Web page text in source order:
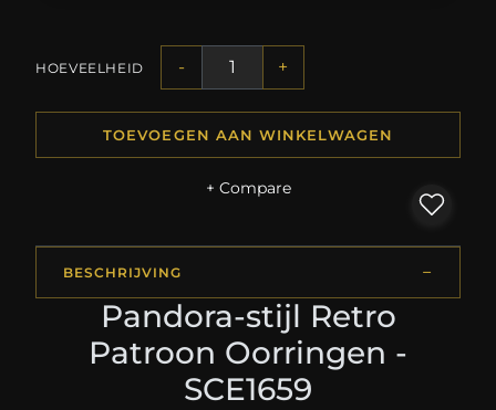
HOEVEELHEID - +
TOEVOEGEN AAN WINKELWAGEN
+ Compare
BESCHRIJVING
Pandora-stijl Retro
Patroon Oorringen -
SCE1659